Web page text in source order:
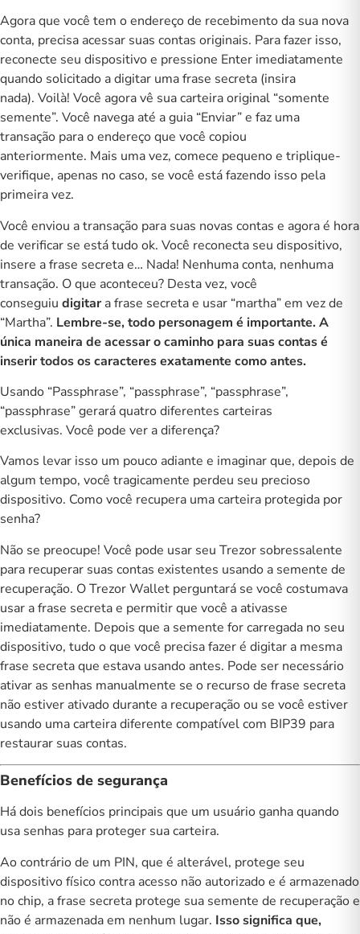
Agora que você tem o endereço de recebimento da sua nova
conta, precisa acessar suas contas originais. Para fazer isso,
reconecte seu dispositivo e pressione Enter imediatamente
quando solicitado a digitar uma frase secreta (insira
nada). Voilà! Você agora vê sua carteira original “somente
semente”. Você navega até a guia “Enviar” e faz uma
transação para o endereço que você copiou
anteriormente. Mais uma vez, comece pequeno e triplique-
verifique, apenas no caso, se você está fazendo isso pela
primeira vez.
Você enviou a transação para suas novas contas e agora é hora
de verificar se está tudo ok. Você reconecta seu dispositivo,
insere a frase secreta e… Nada! Nenhuma conta, nenhuma
transação. O que aconteceu? Desta vez, você
conseguiu digitar a frase secreta e usar “martha” em vez de
“Martha”. Lembre-se, todo personagem é importante. A
única maneira de acessar o caminho para suas contas é
inserir todos os caracteres exatamente como antes.
Usando “Passphrase”, “passphrase”, “passphrase”,
“passphrase” gerará quatro diferentes carteiras
exclusivas. Você pode ver a diferença?
Vamos levar isso um pouco adiante e imaginar que, depois de
algum tempo, você tragicamente perdeu seu precioso
dispositivo. Como você recupera uma carteira protegida por
senha?
Não se preocupe! Você pode usar seu Trezor sobressalente
para recuperar suas contas existentes usando a semente de
recuperação. O Trezor Wallet perguntará se você costumava
usar a frase secreta e permitir que você a ativasse
imediatamente. Depois que a semente for carregada no seu
dispositivo, tudo o que você precisa fazer é digitar a mesma
frase secreta que estava usando antes. Pode ser necessário
ativar as senhas manualmente se o recurso de frase secreta
não estiver ativado durante a recuperação ou se você estiver
usando uma carteira diferente compatível com BIP39 para
restaurar suas contas.
Benefícios de segurança
Há dois benefícios principais que um usuário ganha quando
usa senhas para proteger sua carteira.
Ao contrário de um PIN, que é alterável, protege seu
dispositivo físico contra acesso não autorizado e é armazenado
no chip, a frase secreta protege sua semente de recuperação e
não é armazenada em nenhum lugar. Isso significa que,